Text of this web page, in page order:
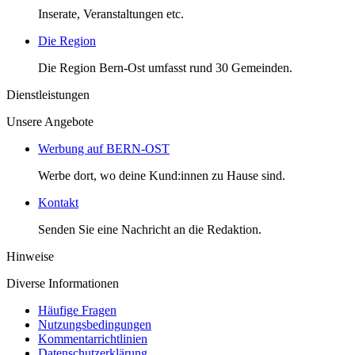
Inserate, Veranstaltungen etc.
Die Region
Die Region Bern-Ost umfasst rund 30 Gemeinden.
Dienstleistungen
Unsere Angebote
Werbung auf BERN-OST
Werbe dort, wo deine Kund:innen zu Hause sind.
Kontakt
Senden Sie eine Nachricht an die Redaktion.
Hinweise
Diverse Informationen
Häufige Fragen
Nutzungsbedingungen
Kommentarrichtlinien